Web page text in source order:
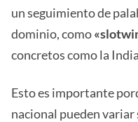
un seguimiento de
dominio, como
concretos como la
Esto es importante
nacional pueden